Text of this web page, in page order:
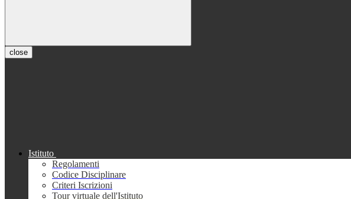
close
Istituto
Regolamenti
Codice Disciplinare
Criteri Iscrizioni
Tour virtuale dell'Istituto